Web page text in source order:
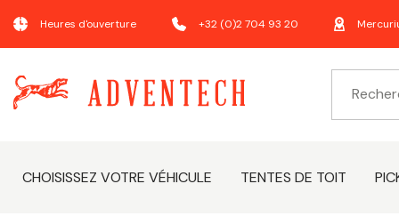
Heures d'ouverture +32 (0)2 704 93 20
CHOISISSEZ VOTRE VÉHICULE TENTES DE TOIT